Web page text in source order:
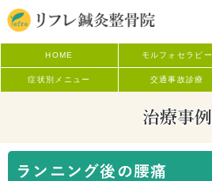
HOME モルフォセラピー
症状別メニュー 交通事故診療
治療事例
ランニング後の腰痛